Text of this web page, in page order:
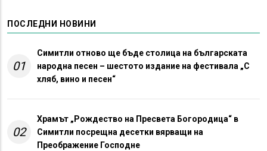
ПОСЛЕДНИ НОВИНИ
01
Симитли отново ще бъде столица на българската
народна песен – шестото издание на фестивала „С
хляб, вино и песен“
02
Храмът „Рождество на Пресвета Богородица“ в
Симитли посрещна десетки вярващи на
Преображение Господне